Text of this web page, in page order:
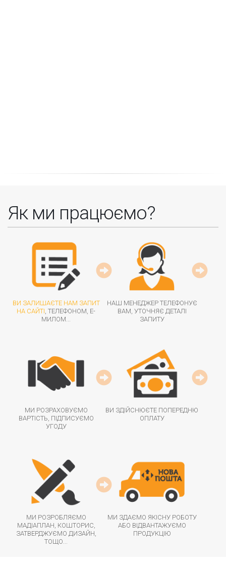
Як ми працюємо?
ВИ ЗАЛИШАЄТЕ НАМ ЗАПИТ
НА САЙТІ, ТЕЛЕФОНОМ, Е-
МИЛОМ...
НАШ МЕНЕДЖЕР ТЕЛЕФОНУЄ
ВАМ, УТОЧНЯЄ ДЕТАЛІ
ЗАПИТУ
МИ РОЗРАХОВУЄМО
ВАРТІСТЬ, ПІДПИСУЄМО
УГОДУ
ВИ ЗДІЙСНЮЄТЕ ПОПЕРЕДНЮ
ОПЛАТУ
МИ РОЗРОБЛЯЄМО
МАДІАПЛАН, КОШТОРИС,
ЗАТВЕРДЖУЄМО ДИЗАЙН,
ТОЩО...
МИ ЗДАЄМО ЯКІСНУ РОБОТУ
АБО ВІДВАНТАЖУЄМО
ПРОДУКЦІЮ